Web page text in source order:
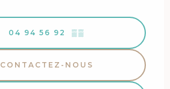
04 94 56 92 ▒▒
CONTACTEZ-NOUS